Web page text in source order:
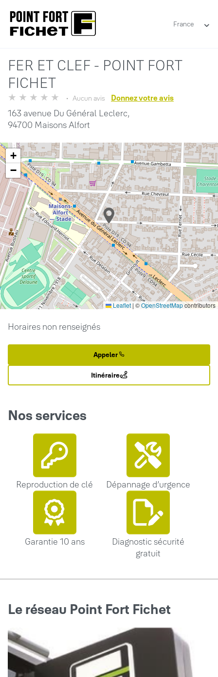
France
FER ET CLEF - POINT FORT
FICHET
Aucun avis Donnez votre avis
163 avenue Du Général Leclerc,
94700 Maisons Alfort
+
−
Leaflet | ©OpenStreetMapcontributors
Horaires non renseignés
Appeler
Itinéraire
Nos services
Reproduction de clé Dépannage d’urgence
Garantie 10 ans
Diagnostic sécurité
gratuit
Le réseau Point Fort Fichet